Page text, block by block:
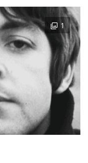
1